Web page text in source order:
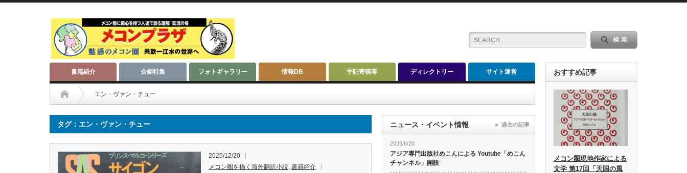
書籍紹介 企画特集 フォトギャラリー 情報DB 手記寄稿等 ディレクトリー サイト運営
エン・ヴァン・チュー
タグ：エン・ヴァン・チュー
2025/12/20
メコン圏を描く海外翻訳小説, 書籍紹介
ニュース・イベント情報
2026/6/20
アジア専門出版社めこんによる Youtube「めこん
チャンネル」開設
過去の記事
おすすめ記事
メコン圏現地作家による
文学 第17回「天国の風